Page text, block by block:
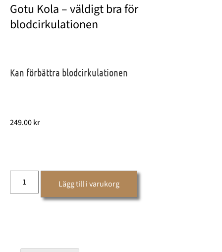
Gotu Kola – väldigt bra för
blodcirkulationen
Kan förbättra blodcirkulationen
249.00kr
Lägg till i varukorg